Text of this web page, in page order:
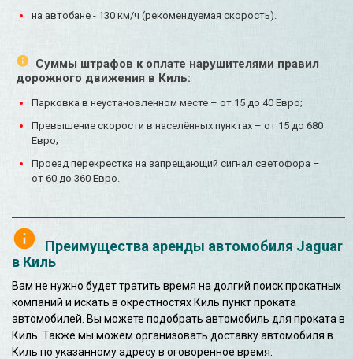
на автобане - 130 км/ч (рекомендуемая скорость).
Суммы штрафов к оплате нарушителями правил
дорожного движения в Киль:
Парковка в неустановленном месте – от 15 до 40 Евро;
Превышение скорости в населённых пунктах – от 15 до 680
Евро;
Проезд перекрестка на запрещающий сигнал светофора –
от 60 до 360 Евро.
Преимущества аренды автомобиля Jaguar
в Киль
Вам не нужно будет тратить время на долгий поиск прокатных
компаний и искать в окрестностях Киль пункт проката
автомобилей. Вы можете подобрать автомобиль для проката в
Киль. Также мы можем организовать доставку автомобиля в
Киль по указанному адресу в оговоренное время.